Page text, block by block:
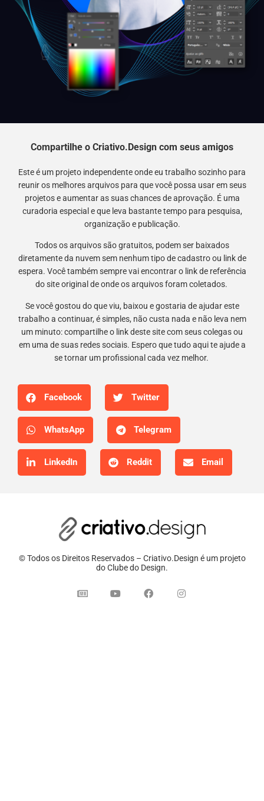
Compartilhe o Criativo.Design com seus amigos
Este é um projeto independente onde eu trabalho sozinho para
reunir os melhores arquivos para que você possa usar em seus
projetos e aumentar as suas chances de aprovação. É uma
curadoria especial e que leva bastante tempo para pesquisa,
organização e publicação.
Todos os arquivos são gratuitos, podem ser baixados
diretamente da nuvem sem nenhum tipo de cadastro ou link de
espera. Você também sempre vai encontrar o link de referência
do site original de onde os arquivos foram coletados.
Se você gostou do que viu, baixou e gostaria de ajudar este
trabalho a continuar, é simples, não custa nada e não leva nem
um minuto: compartilhe o link deste site com seus colegas ou
em uma de suas redes sociais. Espero que tudo aqui te ajude a
se tornar um profissional cada vez melhor.
Facebook Twitter
WhatsApp Telegram
LinkedIn Reddit Email
© Todos os Direitos Reservados – Criativo.Design é um projeto
do Clube do Design.